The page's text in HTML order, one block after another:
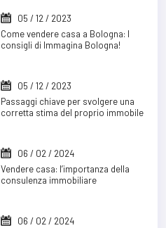
05 / 12 / 2023
Come vendere casa a Bologna: I
consigli di Immagina Bologna!
05 / 12 / 2023
Passaggi chiave per svolgere una
corretta stima del proprio immobile
06 / 02 / 2024
Vendere casa: l’importanza della
consulenza immobiliare
06 / 02 / 2024